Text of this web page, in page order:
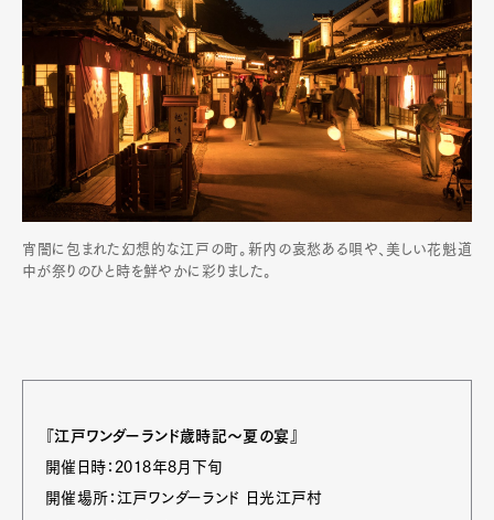
宵闇に包まれた幻想的な江戸の町。新内の哀愁ある唄や、美しい花魁道
中が祭りのひと時を鮮やかに彩りました。
『江戸ワンダーランド歳時記～夏の宴』
開催日時：2018年8月下旬
開催場所：江戸ワンダーランド 日光江戸村